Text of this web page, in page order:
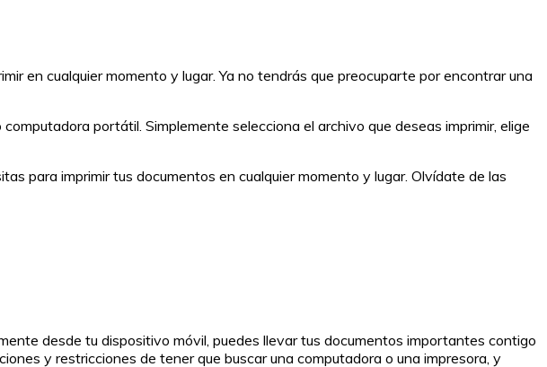
en cualquier momento y lugar. Ya no tendrás que preocuparte por encontrar una
portátil. Simplemente selecciona el archivo que deseas imprimir, elige
para imprimir tus documentos en cualquier momento y lugar. Olvídate de las
desde tu dispositivo móvil, puedes llevar tus documentos importantes contigo
y restricciones de tener que buscar una computadora o una impresora, y